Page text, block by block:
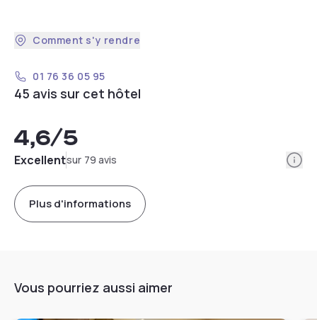
Comment s'y rendre
01 76 36 05 95
45 avis sur cet hôtel
4,6/5
Excellentsur 79 avis
Plus d'informations
Vous pourriez aussi aimer